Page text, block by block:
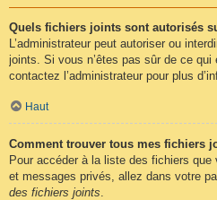
Quels fichiers joints sont autorisés
L’administrateur peut autoriser ou
joints. Si vous n’êtes pas sûr de ce qui
contactez l’administrateur pour plus
Haut
Comment trouver tous mes fichiers
Pour accéder à la liste des fichiers
et messages privés, allez dans votre
des fichiers joints